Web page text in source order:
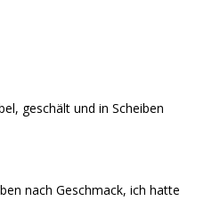
geschält und in Scheiben
nach Geschmack, ich hatte